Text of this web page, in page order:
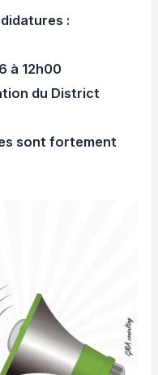
:
à 12h00
du District
sont fortement